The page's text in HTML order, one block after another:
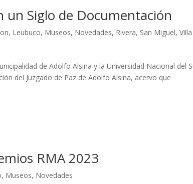
un Siglo de Documentación
, Leubuco, Museos, Novedades, Rivera, San Miguel,Villa
de Adolfo Alsina y la Universidad Nacional del
del Juzgado de Paz de Adolfo Alsina, acervo que
RMA 2023
, Museos, Novedades